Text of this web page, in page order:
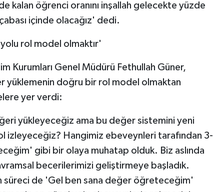
kalan öğrenci oranını inşallah gelecekte yüzde
içinde olacağız' dedi.
rol model olmaktır'
Kurumları Genel Müdürü Fethullah Güner,
yüklemenin doğru bir rol model olmaktan
yer verdi:
yükleyeceğiz ama bu değer sistemini yeni
izleyeceğiz? Hangimiz ebeveynleri tarafından 3-
gibi bir olaya muhatap olduk. Biz aslında
becerilerimizi geliştirmeye başladık.
süreci de 'Gel ben sana değer öğreteceğim'